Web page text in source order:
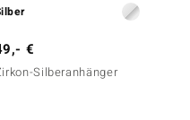
€
Silberanhänger